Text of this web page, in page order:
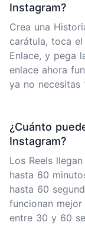
Instagram?
Crea una
carátula, toca
Enlace, y pega
enlace ahora
ya no necesitas
¿Cuánto
Instagram?
Los Reels
hasta 60
hasta 60
funcionan
entre 30 y 60